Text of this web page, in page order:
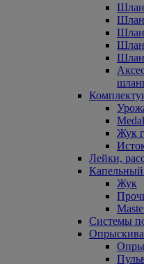
Жук
Лейки,
Жук
Системы